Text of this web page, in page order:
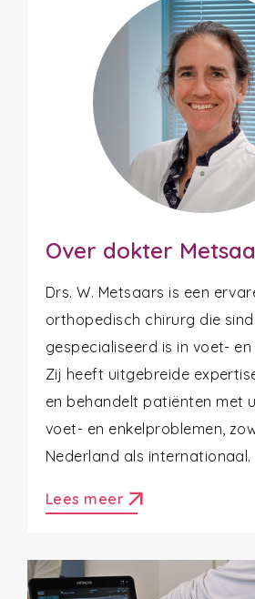
Over dokter
Drs. W. Metsaars is een
orthopedisch chirurg die
gespecialiseerd is in voet-
Zij heeft uitgebreide
en behandelt patiënten met
voet- en enkelproblemen,
Nederland als internationaal.
Lees meer arrow_outward